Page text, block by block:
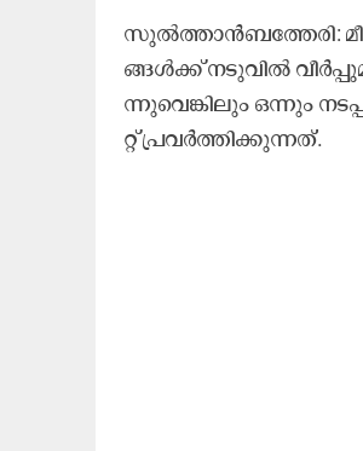
സു​ൽ​ത്താ​ൻ​ബ​ത്തേ​രി:
ങ്ങ​ൾ​ക്ക് ന​ടു​വി​ൽ
ന്നു​വെ​ങ്കി​ലും ഒ​ന്നും
റ്റ് പ്ര​വ​ർ​ത്തി​ക്കു​ന്ന​ത്.